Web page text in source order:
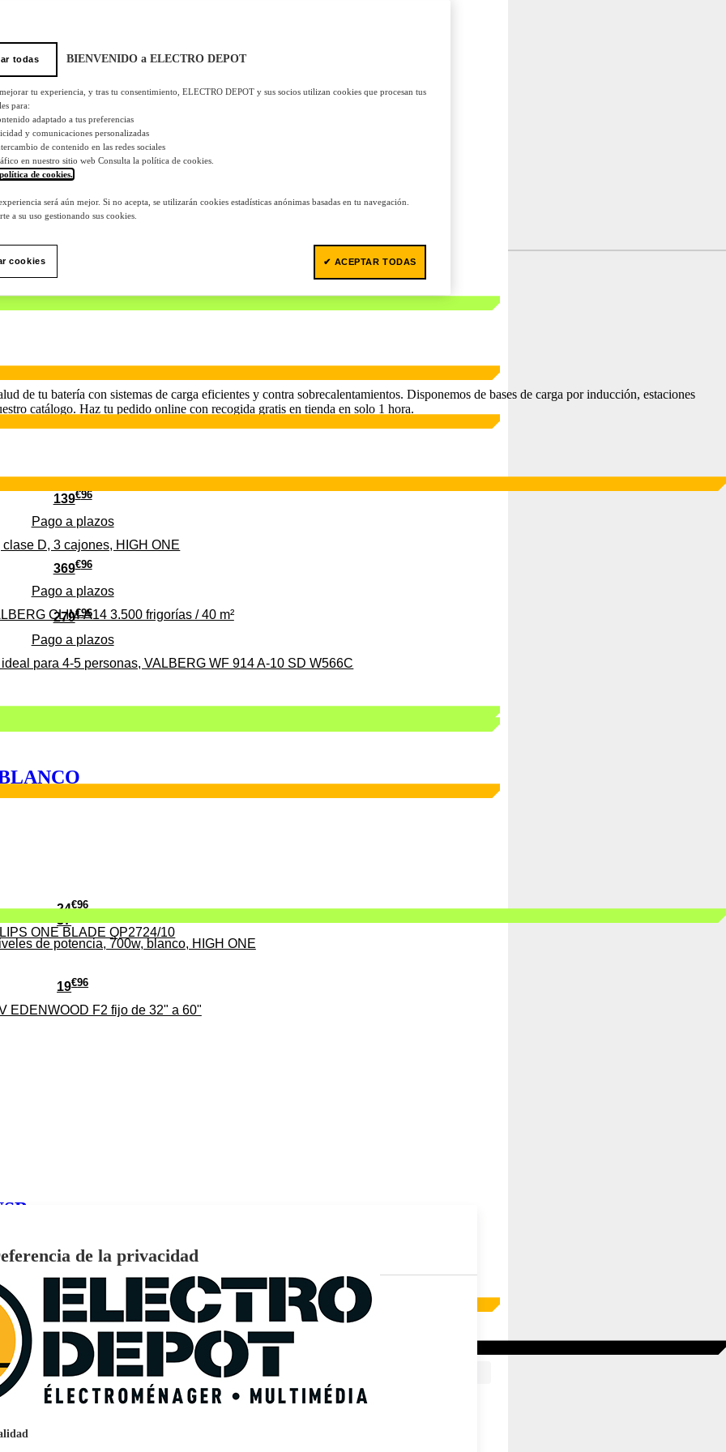
279€96
Pago a plazos
para 4-5 personas, VALBERG WF 914 A-10 SD W566C
139€96
Pago a plazos
D, 3 cajones, HIGH ONE
37
de potencia, 700w, blanco, HIGH ONE
369€96
Pago a plazos
CLIM-A14 3.500 frigorías / 40 m²
24€96
ONE BLADE QP2724/10
19€96
EDENWOOD F2 fijo de 32" a 60"
159€ 96
Pago aplazos
EcoTank EPSON ET-2861
de tu batería con sistemas de carga eficientes y contra sobrecalentamientos. Disponemos de bases de carga por inducción, estaciones
catálogo. Haz tu pedido online con recogida gratis en tienda en solo 1 hora.
todas BIENVENIDO a ELECTRO DEPOT
tu experiencia, y tras tu consentimiento, ELECTRO DEPOT y sus socios utilizan cookies que procesan tus
para:
adaptado a tus preferencias
y comunicaciones personalizadas
de contenido en las redes sociales
en nuestro sitio web Consulta la política de cookies.
de cookies.
será aún mejor. Si no acepta, se utilizarán cookies estadísticas anónimas basadas en tu navegación.
a su uso gestionando sus cookies.
cookies ✔ ACEPTAR TODAS
de la privacidad